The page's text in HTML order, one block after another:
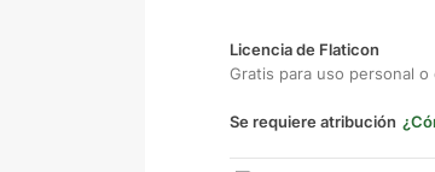
Licencia de Flaticon
Gratis para uso personal
Se requiere atribución